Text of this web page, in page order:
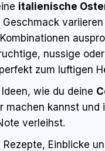
italienische
nussige
zum luftigen
wie du deine
machen kannst und
verleihst.
Einblicke